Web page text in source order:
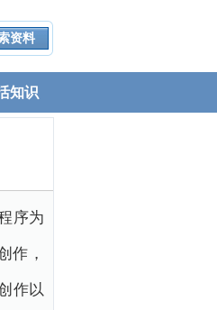
知识
序为
作，
作以